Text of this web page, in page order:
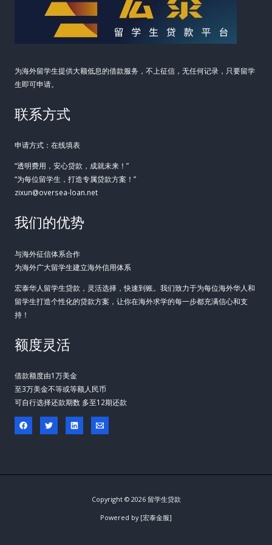
为海外留学生提供大额低息的借款服务，不上征信，无任何记录，只要留学
生即可申请。
联系方式
申请方式：在线填表
“透明费用，安心贷款，成就未来！”
“为每位留学生，打造专属贷款方案！”
zixun@oversea-loan.net
我们的优势
与海外征信体系合作
为海外广大留学生建立海外信用体系
宏泰华人留学生贷款，灵活选择，快速到账。我们致力于为每位海外华人和
留学生打造个性化的贷款方案，让你在海外求学的每一步都充满信心和支
持！
额度灵活
借款额度由1万美金
至3万美金不等或等额人民币
可自行选择还款期数 多至12期还款
Copyright © 2026 留学生贷款
Powered by [宏泰金服]